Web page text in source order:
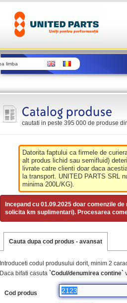
limba
cautati in peste 395 000 de produse
Datorita faptului ca firmele de
alt produs lichid sau semifluid)
livrate catre clienti doar daca
la transport. UNITED PARTS SRL
minima 200L/KG).
Incepand cu 01.09.2025 doar comenzile de
solicita km suplimentari). Procesarea
Cauta dupa cod produs - avansat
Introduceti codul produsului dorit, minim 2
Daca bifati casuta `Codul/denumirea contine`
Cod produs